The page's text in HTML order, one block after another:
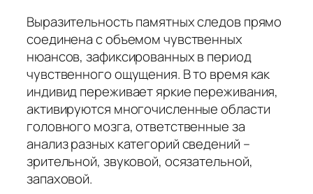
Выразительность памятных следов прямо
соединена с объемом чувственных
нюансов, зафиксированных в период
чувственного ощущения. В то время как
индивид переживает яркие переживания,
активируются многочисленные области
головного мозга, ответственные за
анализ разных категорий сведений –
зрительной, звуковой, осязательной,
запаховой.